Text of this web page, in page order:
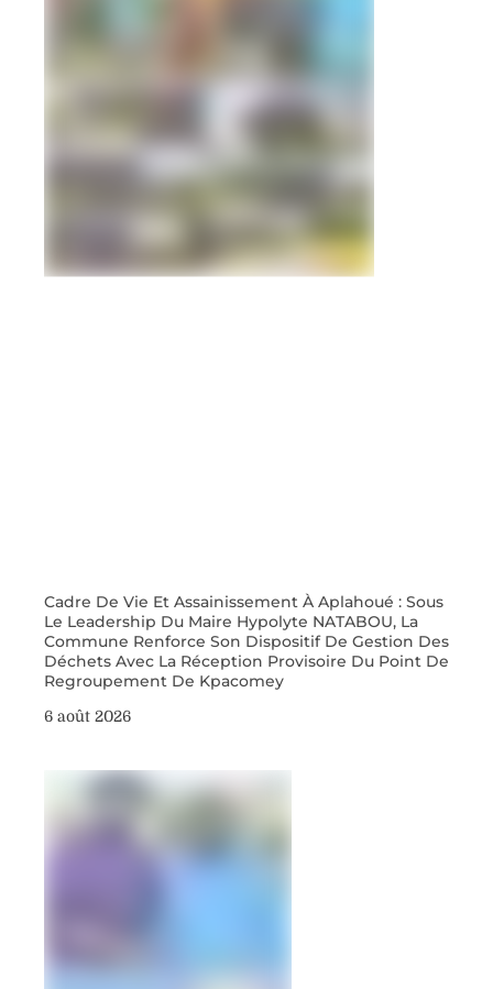
Cadre De Vie Et Assainissement À Aplahoué : Sous
Le Leadership Du Maire Hypolyte NATABOU, La
Commune Renforce Son Dispositif De Gestion Des
Déchets Avec La Réception Provisoire Du Point De
Regroupement De Kpacomey
6 août 2026